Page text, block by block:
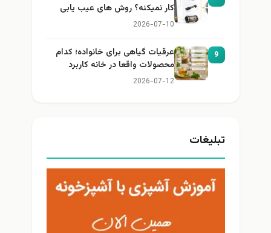
کار نمیکنه؟ روش های عیب یابی
2026-07-10
9
عرقیات گیاهی برای خانواده؛ کدام
محصولات واقعا در خانه کاربرد
دارند؟
2026-07-12
تبلیغات